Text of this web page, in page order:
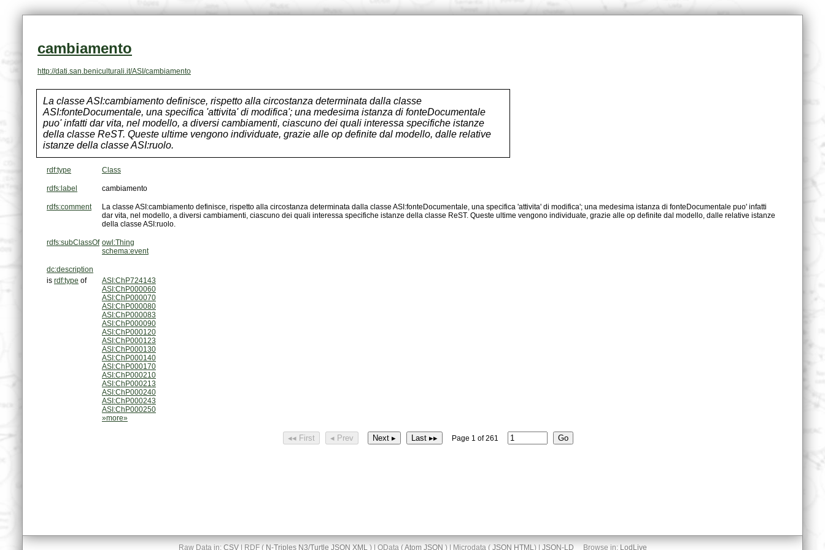
cambiamento
http://dati.san.beniculturali.it/ASI/cambiamento
istanze della classe ASI:ruolo.
rdf:type Class
rdfs:label cambiamento
rdfs:comment
della classe ASI:ruolo.
rdfs:subClassOf owl:Thing
schema:event
dc:description
is rdf:type of
ASI:ChP724143
ASI:ChP000060
ASI:ChP000070
ASI:ChP000080
ASI:ChP000083
ASI:ChP000090
ASI:ChP000120
ASI:ChP000123
ASI:ChP000130
ASI:ChP000140
ASI:ChP000170
ASI:ChP000210
ASI:ChP000213
ASI:ChP000240
ASI:ChP000243
ASI:ChP000250
»more»
◂◂ First ◂ Prev Next ▸ Last ▸▸ Page 1 of 261 Go
Raw Data in: CSV| RDF ( N-Triples N3/Turtle JSON XML) | OData (Atom JSON ) | Microdata ( JSON HTML) | JSON-LD Browse in: LodLive